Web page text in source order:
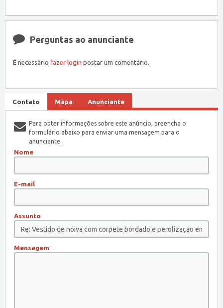
Perguntas ao anunciante
É necessário fazer login postar um comentário.
Contato Mapa Anunciante
Para obter informações sobre este anúncio, preencha o
formulário abaixo para enviar uma mensagem para o
anunciante.
Nome
E-mail
Assunto
Mensagem